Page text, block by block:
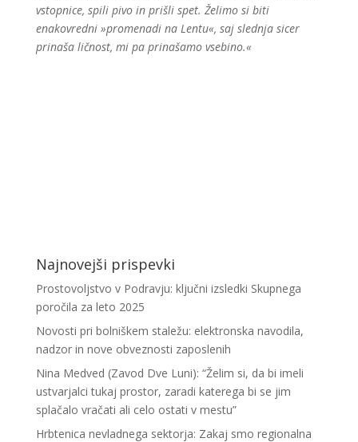
vstopnice, spili pivo in prišli spet. Želimo si biti
enakovredni »promenadi na Lentu«, saj slednja sicer
prinaša ličnost, mi pa prinašamo vsebino.«
Najnovejši prispevki
Prostovoljstvo v Podravju: ključni izsledki Skupnega
poročila za leto 2025
Novosti pri bolniškem staležu: elektronska navodila,
nadzor in nove obveznosti zaposlenih
Nina Medved (Zavod Dve Luni): “Želim si, da bi imeli
ustvarjalci tukaj prostor, zaradi katerega bi se jim
splačalo vračati ali celo ostati v mestu”
Hrbtenica nevladnega sektorja: Zakaj smo regionalna